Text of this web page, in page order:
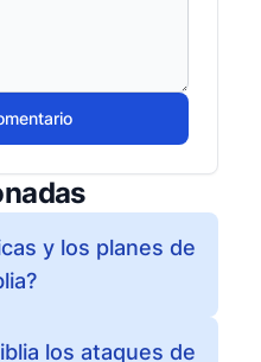
y los planes de
los ataques de